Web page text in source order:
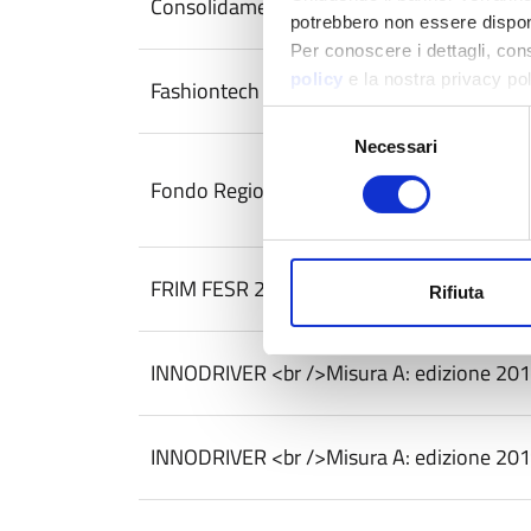
potrebbero non essere
Per conoscere i dettagli,
policy e la nostra privacy
Necessari
Rifiuta
Consolidamento Cluster Tecnologici
Fashiontech - Progetti di
Fondo Regionale per Efficienza Energetica -
FRIM FESR 2020 - Ricerca & Sviluppo
INNODRIVER <br />Misura A: edizione
INNODRIVER <br />Misura A: edizione